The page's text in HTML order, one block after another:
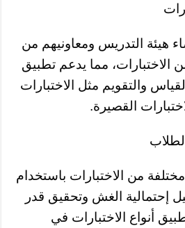
هيئة التدريس ومعاونيهم من
الاختبارات، مما يدعم تطبيق
والتقويم مثل الاختبارات
القصيرة.
من الاختبارات باستخدام
إحتمالية الغش وتحقيق قدر
أنواع الاختبارات في